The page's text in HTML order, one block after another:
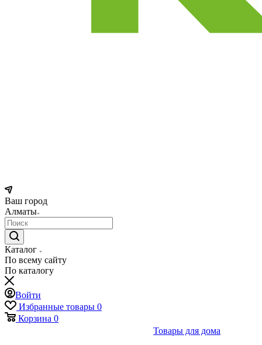
Ваш город
Алматы
Каталог
По всему сайту
По каталогу
Войти
Избранные товары 0
Корзина 0
Товары для дома